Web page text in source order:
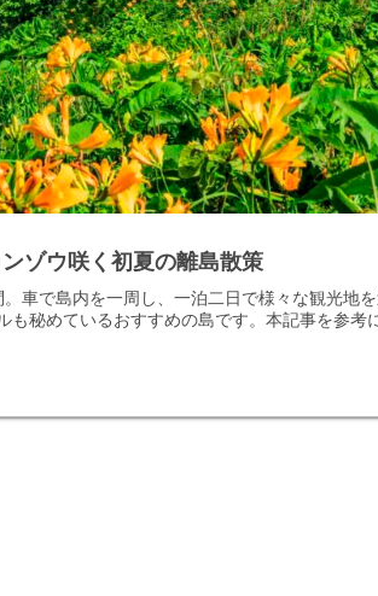
ゾウ咲く初夏の離島散策
車で島内を一周し、一泊二日で様々な観光地
も秘めているおすすめの島です。本記事を参考